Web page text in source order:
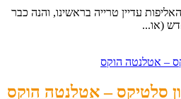
עדיין טרייה בראשינו, והנה כבר
(או...